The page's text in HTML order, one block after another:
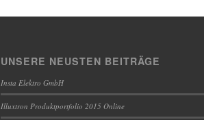
UNSERE NEUSTEN BEITRÄGE
Insta Elektro GmbH
Illuxtron Produktportfolio 2015 Online